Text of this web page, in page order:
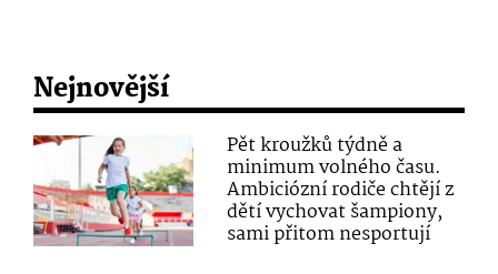
Nejnovější
Pět kroužků týdně a
minimum volného času.
Ambiciózní rodiče chtějí z
dětí vychovat šampiony,
sami přitom nesportují